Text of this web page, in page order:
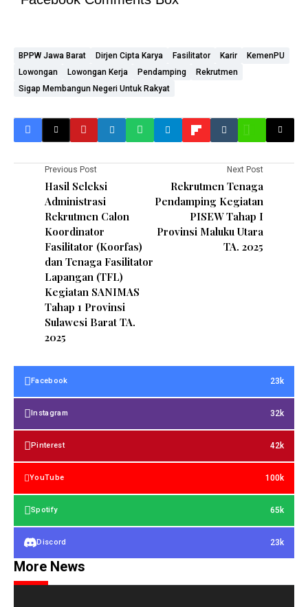
BPPW Jawa Barat Dirjen Cipta Karya Fasilitator Karir
KemenPU
Lowongan
Lowongan Kerja Pendamping
Rekrutmen
Sigap Membangun Negeri Untuk Rakyat
Previous Post
Hasil Seleksi
Administrasi
Rekrutmen Calon
Koordinator
Fasilitator (Koorfas)
dan Tenaga Fasilitator
Lapangan (TFL)
Kegiatan SANIMAS
Tahap 1 Provinsi
Sulawesi Barat TA.
2025
Next Post
Rekrutmen Tenaga
Pendamping Kegiatan
PISEW Tahap I
Provinsi Maluku Utara
TA. 2025
Facebook 23k
Instagram 32k
Pinterest 42k
YouTube 100k
Spotify 65k
Discord 23k
More News